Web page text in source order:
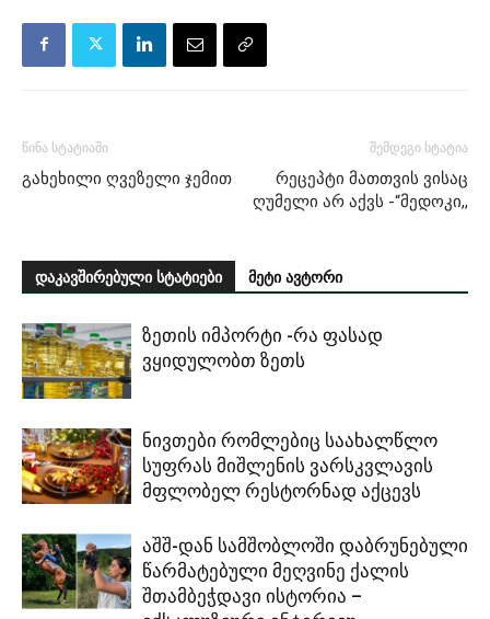
წინა სტატიაში
გახეხილი ღვეზელი ჯემით
შემდეგი სტატია
რეცეპტი მათთვის ვისაც
ღუმელი არ აქვს -“მედოკი,,
დაკავშირებული სტატიები მეტი ავტორი
ზეთის იმპორტი -რა ფასად
ვყიდულობთ ზეთს
ნივთები რომლებიც საახალწლო
სუფრას მიშლენის ვარსკვლავის
მფლობელ რესტორნად აქცევს
აშშ-დან სამშობლოში დაბრუნებული
წარმატებული მეღვინე ქალის
შთამბეჭდავი ისტორია –